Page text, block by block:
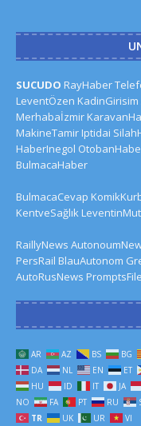
SUCUDO RayHaber
LeventÖzen KadinGirisim
Merhabaİzmir
MakineTamir Iptidai
HaberInegol
BulmacaHaber
BulmacaCevap
KentveSağlık
RaillyNews
PersRail BlauAutonom
AutoRusNews PromptsFile
AR AZ BS BG
DA
NL EN ET
HU
ID IT JA
NO
FA PT RU
TR
UK UR VI